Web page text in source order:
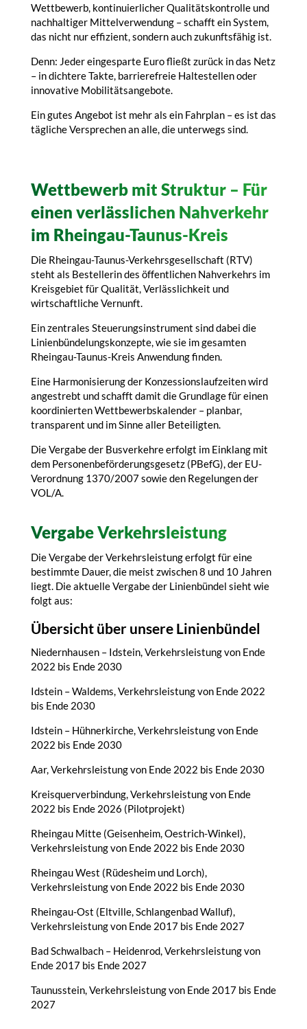
Wettbewerb, kontinuierlicher Qualitätskontrolle und
nachhaltiger Mittelverwendung – schafft ein System,
das nicht nur effizient, sondern auch zukunftsfähig ist.
Denn: Jeder eingesparte Euro fließt zurück in das Netz
– in dichtere Takte, barrierefreie Haltestellen oder
innovative Mobilitätsangebote.
Ein gutes Angebot ist mehr als ein Fahrplan – es ist das
tägliche Versprechen an alle, die unterwegs sind.
Wettbewerb mit Struktur – Für
einen verlässlichen Nahverkehr
im Rheingau-Taunus-Kreis
Die Rheingau-Taunus-Verkehrsgesellschaft (RTV)
steht als Bestellerin des öffentlichen Nahverkehrs im
Kreisgebiet für Qualität, Verlässlichkeit und
wirtschaftliche Vernunft.
Ein zentrales Steuerungsinstrument sind dabei die
Linienbündelungskonzepte, wie sie im gesamten
Rheingau-Taunus-Kreis Anwendung finden.
Eine Harmonisierung der Konzessionslaufzeiten wird
angestrebt und schafft damit die Grundlage für einen
koordinierten Wettbewerbskalender – planbar,
transparent und im Sinne aller Beteiligten.
Die Vergabe der Busverkehre erfolgt im Einklang mit
dem Personenbeförderungsgesetz (PBefG), der EU-
Verordnung 1370/2007 sowie den Regelungen der
VOL/A.
Vergabe Verkehrsleistung
Die Vergabe der Verkehrsleistung erfolgt für eine
bestimmte Dauer, die meist zwischen 8 und 10 Jahren
liegt. Die aktuelle Vergabe der Linienbündel sieht wie
folgt aus:
Übersicht über unsere Linienbündel
Niedernhausen – Idstein, Verkehrsleistung von Ende
2022 bis Ende 2030
Idstein – Waldems, Verkehrsleistung von Ende 2022
bis Ende 2030
Idstein – Hühnerkirche, Verkehrsleistung von Ende
2022 bis Ende 2030
Aar, Verkehrsleistung von Ende 2022 bis Ende 2030
Kreisquerverbindung, Verkehrsleistung von Ende
2022 bis Ende 2026 (Pilotprojekt)
Rheingau Mitte (Geisenheim, Oestrich-Winkel),
Verkehrsleistung von Ende 2022 bis Ende 2030
Rheingau West (Rüdesheim und Lorch),
Verkehrsleistung von Ende 2022 bis Ende 2030
Rheingau-Ost (Eltville, Schlangenbad Walluf),
Verkehrsleistung von Ende 2017 bis Ende 2027
Bad Schwalbach – Heidenrod, Verkehrsleistung von
Ende 2017 bis Ende 2027
Taunusstein, Verkehrsleistung von Ende 2017 bis Ende
2027